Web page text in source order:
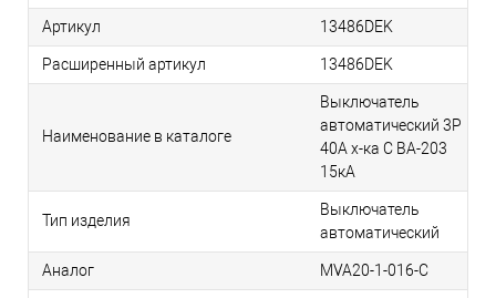
Артикул 13486DEK
Расширенный артикул 13486DEK
Наименование в каталоге
Выключатель
автоматический 3P
40A х-ка C ВА-203
15кА
Тип изделия
Выключатель
автоматический
Аналог MVA20-1-016-C